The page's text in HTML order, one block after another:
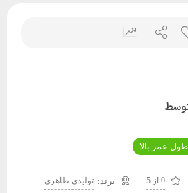
طول عمر بالا
0 از 5 تولیدی طاهری